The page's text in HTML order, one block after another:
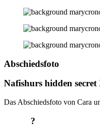
Abschiedsfoto
Nafishurs hidden
Das Abschiedsfoto von Cara
?